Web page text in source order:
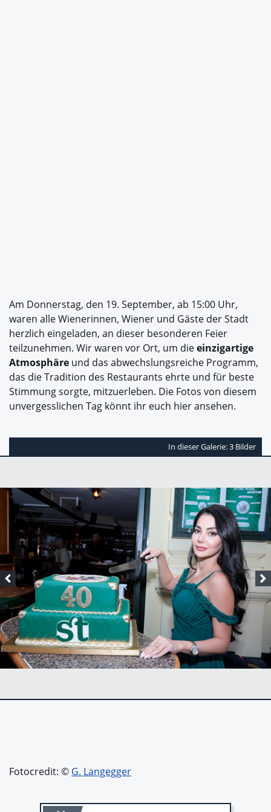
Am Donnerstag, den 19. September, ab 15:00 Uhr,
waren alle Wienerinnen, Wiener und Gäste der Stadt
herzlich eingeladen, an dieser besonderen Feier
teilzunehmen. Wir waren vor Ort, um dieeinzigartige
Atmosphäre und das abwechslungsreiche Programm,
das die Tradition des Restaurants ehrte und für beste
Stimmung sorgte, mitzuerleben. Die Fotos von diesem
unvergesslichen Tag könnt ihr euch hier ansehen.
In dieser Galerie: 3 Bilder
Fotocredit: © G. Langegger